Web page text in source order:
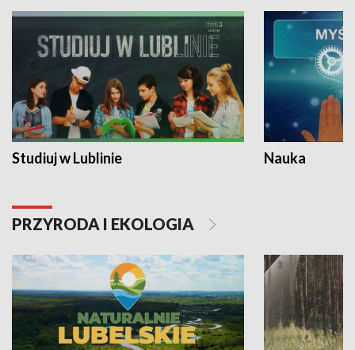
Studiuj w Lublinie Nauka
PRZYRODA I EKOLOGIA